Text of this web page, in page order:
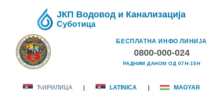
ЈКП Водовод и Канализација
Суботица
БЕСПЛАТНА ИНФО ЛИНИЈА
0800-000-024
РАДНИМ ДАНОМ ОД 07H-15H
ЋИРИЛИЦА LATINICA MAGYAR